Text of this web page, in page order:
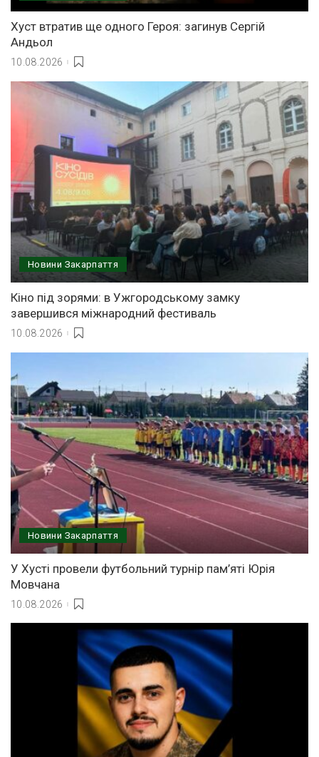
Хуст втратив ще одного Героя: загинув Сергій
Андьол
10.08.2026
Новини Закарпаття
Кіно під зорями: в Ужгородському замку
завершився міжнародний фестиваль
10.08.2026
Новини Закарпаття
У Хусті провели футбольний турнір пам’яті Юрія
Мовчана
10.08.2026